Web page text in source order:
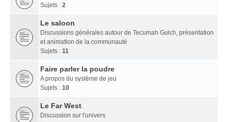
Sujets : 2
Le saloon
Discussions générales autour de Tecumah Gulch, présentation
et animation de la communauté
Sujets : 11
Faire parler la poudre
A propos du système de jeu
Sujets : 10
Le Far West
Discussion sur l'univers